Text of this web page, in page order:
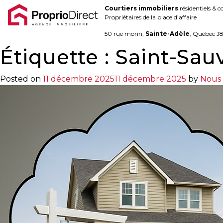
Blogue
450.229.2992
NOS
COURTIERS
Notre
Équipe
Courtiers immobiliers résidentiels &
Propriétaires de la place d’affaire
50 rue morin, Sainte-Adèle, Québec
Étiquette : Saint-
Posted on 11 décembre 202511 décembre 2025 by Nous